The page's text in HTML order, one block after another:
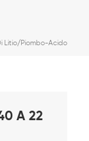
Litio/piombo-Acido
A 22